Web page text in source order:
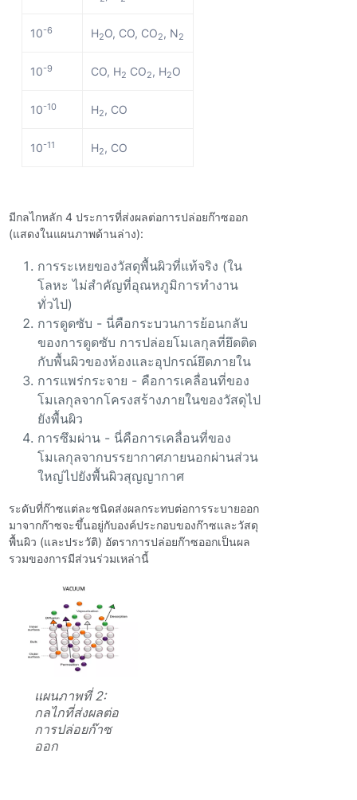
10-6 H2O, CO, CO2, N2
10-9 CO, H2 CO2, H2O
10-10 H2, CO
10-11 H2, CO
มีกลไกหลัก 4 ประการที่ส่งผลต่อการปล่อยก๊าซออก
(แสดงในแผนภาพด้านล่าง):
การระเหยของวัสดุพื้นผิวที่แท้จริง (ใน
โลหะ ไม่สําคัญที่อุณหภูมิการทํางาน
ทั่วไป)
การดูดซับ - นี่คือกระบวนการย้อนกลับ
ของการดูดซับ การปล่อยโมเลกุลที่ยึดติด
กับพื้นผิวของห้องและอุปกรณ์ยึดภายใน
การแพร่กระจาย - คือการเคลื่อนที่ของ
โมเลกุลจากโครงสร้างภายในของวัสดุไป
ยังพื้นผิว
การซึมผ่าน - นี่คือการเคลื่อนที่ของ
โมเลกุลจากบรรยากาศภายนอกผ่านส่วน
ใหญ่ไปยังพื้นผิวสุญญากาศ
ระดับที่ก๊าซแต่ละชนิดส่งผลกระทบต่อการระบายออก
มาจากก๊าซจะขึ้นอยู่กับองค์ประกอบของก๊าซและวัสดุ
พื้นผิว (และประวัติ) อัตราการปล่อยก๊าซออกเป็นผล
รวมของการมีส่วนร่วมเหล่านี้
แผนภาพที่ 2:
กลไกที่ส่งผลต่อ
การปล่อยก๊าซ
ออก